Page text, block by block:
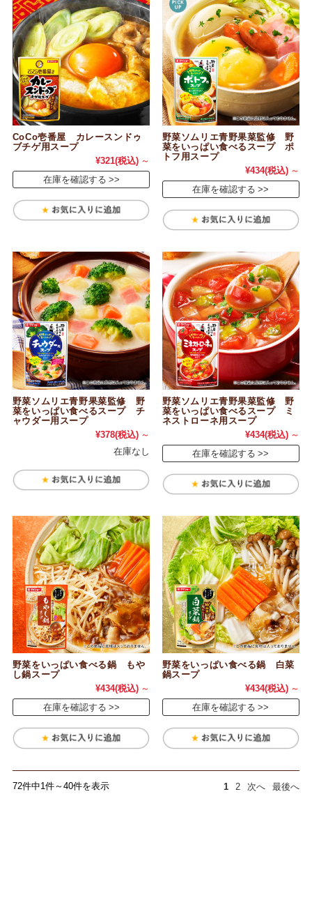
CoCo壱番屋 カレースンドゥ
ブチゲ用スープ
¥321(税込) ～
在庫を確認する
野菜ソムリエ青野果菜監修 野
菜をいっぱい食べるスープ ポ
トフ用スープ
¥434(税込) ～
在庫を確認する
野菜ソムリエ青野果菜監修 野
菜をいっぱい食べるスープ チ
ャウダー用スープ
¥378(税込) ～
在庫なし
野菜ソムリエ青野果菜監修 野
菜をいっぱい食べるスープ ミ
ネストローネ用スープ
¥434(税込) ～
在庫を確認する
野菜をいっぱい食べる鍋 もや
し鍋スープ
¥434(税込) ～
在庫を確認する
野菜をいっぱい食べる鍋 白菜
鍋スープ
¥434(税込) ～
在庫を確認する
72件中1件～40件を表示 1 2 次へ 最後へ